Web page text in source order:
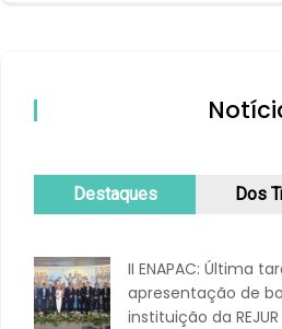
Destaques Dos
II ENAPAC: Última
apresentação de
instituição da REJUR